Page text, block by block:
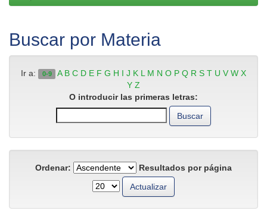
Buscar por Materia
Ir a: 0-9 A B C D E F G H I J K L M N O P Q R S T U V W X
Y Z
O introducir las primeras letras:
Ordenar: Resultados por página